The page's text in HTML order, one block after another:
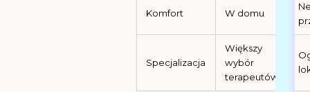
Komfort W domu
Specjalizacja
Większy
wybór
terapeutów